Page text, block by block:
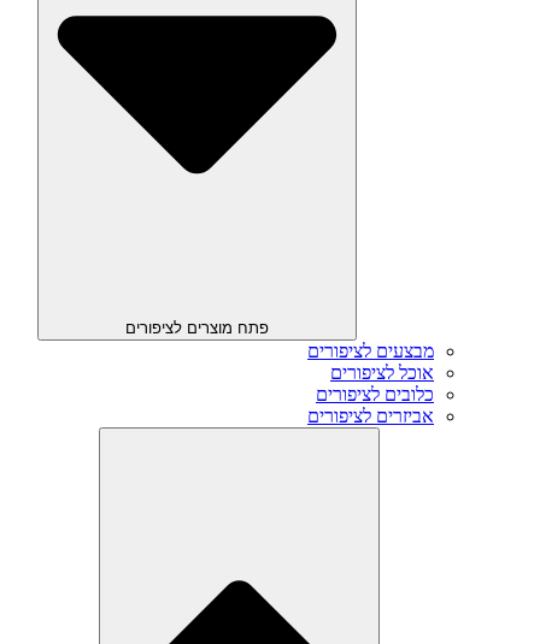
פתח מוצרים לציפורים
מבצעים לציפורים
אוכל לציפורים
כלובים לציפורים
אביזרים לציפורים